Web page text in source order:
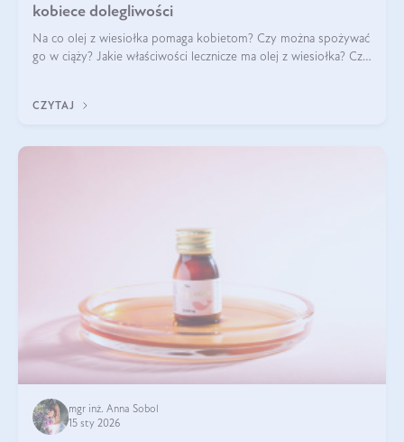
kobiece dolegliwości
Na co olej z wiesiołka pomaga kobietom? Czy można spożywać
go w ciąży? Jakie właściwości lecznicze ma olej z wiesiołka? Czy
CZYTAJ
mgr inż. Anna Sobol
15 sty 2026